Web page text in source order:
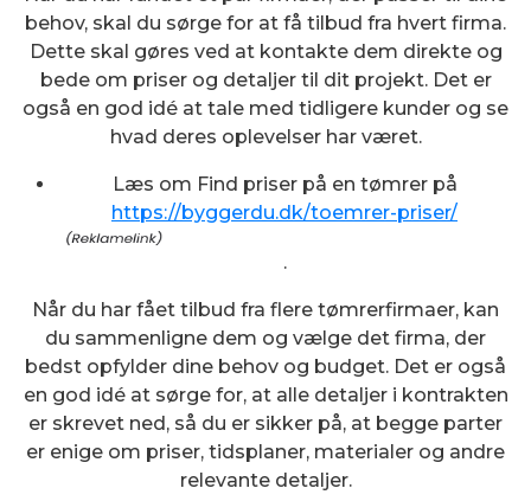
behov, skal du sørge for at få tilbud fra hvert firma.
Dette skal gøres ved at kontakte dem direkte og
bede om priser og detaljer til dit projekt. Det er
også en god idé at tale med tidligere kunder og se
hvad deres oplevelser har været.
Læs om Find priser på en tømrer på
https://byggerdu.dk/toemrer-priser/
.
Når du har fået tilbud fra flere tømrerfirmaer, kan
du sammenligne dem og vælge det firma, der
bedst opfylder dine behov og budget. Det er også
en god idé at sørge for, at alle detaljer i kontrakten
er skrevet ned, så du er sikker på, at begge parter
er enige om priser, tidsplaner, materialer og andre
relevante detaljer.